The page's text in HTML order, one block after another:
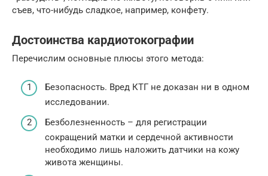
съев, что-нибудь сладкое, например, конфету.
Достоинства кардиотокографии
Перечислим основные плюсы этого метода:
Безопасность. Вред КТГ не доказан ни в одном
исследовании.
Безболезненность – для регистрации
сокращений матки и сердечной активности
необходимо лишь наложить датчики на кожу
живота женщины.